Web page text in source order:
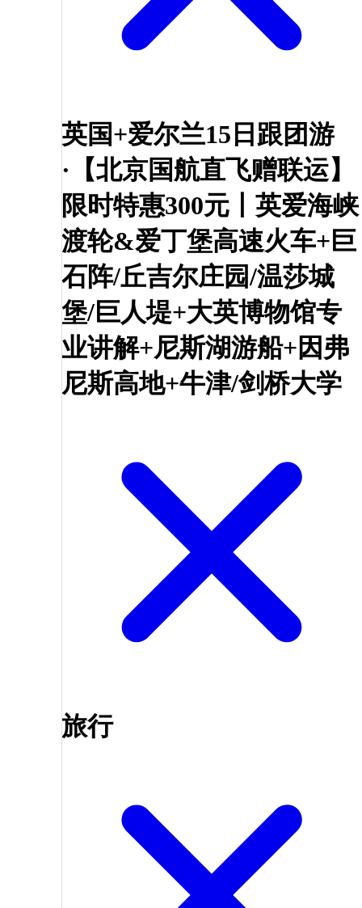
英国+爱尔兰15日跟团游
·【北京国航直飞赠联运】
限时特惠300元丨英爱海峡
渡轮&爱丁堡高速火车+巨
石阵/丘吉尔庄园/温莎城
堡/巨人堤+大英博物馆专
业讲解+尼斯湖游船+因弗
尼斯高地+牛津/剑桥大学
旅行